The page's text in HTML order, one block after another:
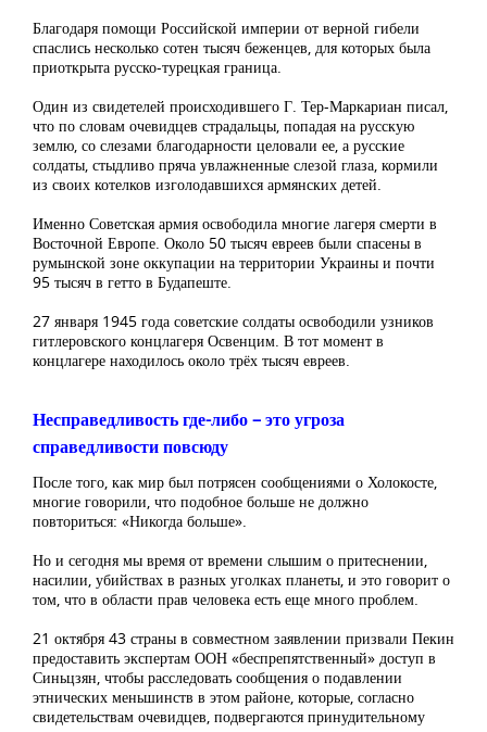
Благодаря помощи Российской империи от верной гибели
спаслись несколько сотен тысяч беженцев, для которых была
приоткрыта русско-турецкая граница.
Один из свидетелей происходившего Г. Тер-Маркариан писал,
что по словам очевидцев страдальцы, попадая на русскую
землю, со слезами благодарности целовали ее, а русские
солдаты, стыдливо пряча увлажненные слезой глаза, кормили
из своих котелков изголодавшихся армянских детей.
Именно Советская армия освободила многие лагеря смерти в
Восточной Европе. Около 50 тысяч евреев были спасены в
румынской зоне оккупации на территории Украины и почти
95 тысяч в гетто в Будапеште.
27 января 1945 года советские солдаты освободили узников
гитлеровского концлагеря Освенцим. В тот момент в
концлагере находилось около трёх тысяч евреев.
Несправедливость где-либо – это угроза
справедливости повсюду
После того, как мир был потрясен сообщениями о Холокосте,
многие говорили, что подобное больше не должно
повториться: «Никогда больше».
Но и сегодня мы время от времени слышим о притеснении,
насилии, убийствах в разных уголках планеты, и это говорит о
том, что в области прав человека есть еще много проблем.
21 октября 43 страны в совместном заявлении призвали Пекин
предоставить экспертам ООН «беспрепятственный» доступ в
Синьцзян, чтобы расследовать сообщения о подавлении
этнических меньшинств в этом районе, которые, согласно
свидетельствам очевидцев, подвергаются принудительному